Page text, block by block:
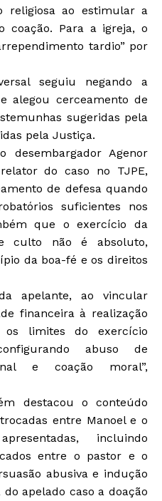
religiosa ao estimular a
coação. Para a igreja, o
tardio” por
seguiu negando a
alegou cerceamento de
sugeridas pela
pela Justiça.
Agenor
do caso no TJPE,
de defesa quando
suficientes nos
que o exercício da
culto não é absoluto,
da boa-fé e os direitos
apelante, ao vincular
financeira à realização
os limites do exercício
abuso de
e coação moral”,
destacou o conteúdo
entre Manoel e o
incluindo
entre o pastor e o
abusiva e indução
apelado caso a doação